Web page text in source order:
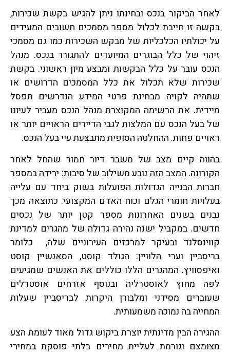
לאחר הביקור בנכס ובחינתו ניתן להגיש בקשת שכירות,
בקשה זו חייבת לכלול מספר מסמכים חשובים המעידים
על יכולתיו הכלכליות של מבקש השכירות כמו גם מסמכי
זיהוי של כלל הבוגרים המיועדים להתגורר בנכס. מנהל
הנכס עובר על כלל הבקשות ומבצע מיון ראשוני. בקשת
שכירות שלא תכלול את כלל המסמכים הדרושים או
שתהיה לקויה מבחינת פרטי המידע הנדרשים תפסל
מיידית. את הרשימה המקוצרת מנהל הנכס מעביר לעיונו
של בעל הנכס עם המלצות לגבי הדיירים הראויים יותר או
ראויים פחות. ההחלטה הסופית מתבצעת עיי בעל הנכס.
בהווה קיים מצב של משבר דיור חמור שהחל לאחר
הקורונה. המצב הזה נובע משילוב של סיבות: ירידה במספר
חברות הבנייה הגדולות הפועלות בשוק ביחד עם עלייה
בעלויות חומרי הגלם וכוח האדם המקצועי. כתוצאה מכך
נבנים בשנים האחרונות מספר קטן יותר של נכסים
חדשים. במקביל ישנה נהירה גדולה של מהגרים למדינת
קווינסלנד ובעיקר למרכזים העירוניים שלה, כלומר
בריסביין וערי הלוויין: הגולד קוסט, הסאנשיין קוסט
ואיפסוויץ. המהגרים הללו כוללים את האנשים שמגיעים
לפה מחוץ לאוסטרליה ובנוסף אזרחים אוסטרלים
שעוברים מסידני ומלבורן היקרות לבריסביין שעלות
המחייה בה נמוכה משמעותית.
ההגירה הבין מדינתית יוצרת ביקוש גדול מאוד לעומת הצע
מצומצם וגורמת לעליית מחירים בלתי פוסקת במחירי